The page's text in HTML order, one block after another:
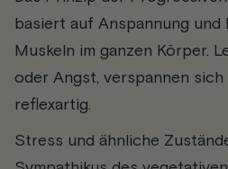
basiert auf Anspannung
Muskeln im ganzen Körper.
oder Angst, verspannen sich
reflexartig.
Stress und ähnliche